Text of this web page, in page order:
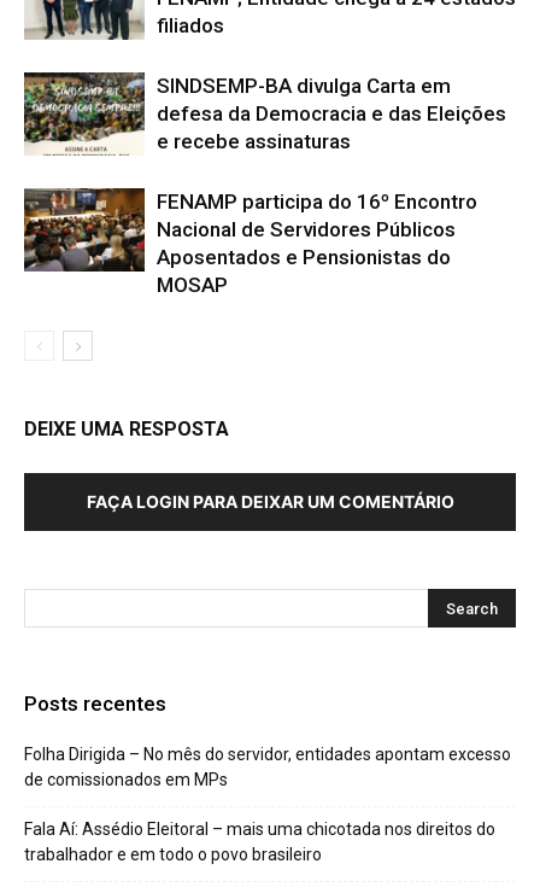
filiados
SINDSEMP-BA divulga Carta em
defesa da Democracia e das Eleições
e recebe assinaturas
FENAMP participa do 16º Encontro
Nacional de Servidores Públicos
Aposentados e Pensionistas do
MOSAP
DEIXE UMA RESPOSTA
FAÇA LOGIN PARA DEIXAR UM COMENTÁRIO
Posts recentes
Folha Dirigida – No mês do servidor, entidades apontam excesso
de comissionados em MPs
Fala Aí: Assédio Eleitoral – mais uma chicotada nos direitos do
trabalhador e em todo o povo brasileiro